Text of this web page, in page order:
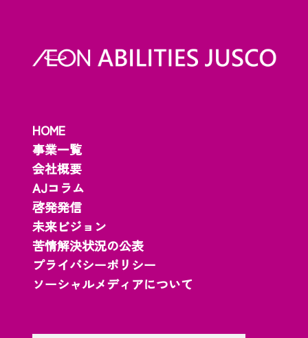
HOME
事業一覧
会社概要
AJコラム
啓発発信
未来ビジョン
苦情解決状況の公表
プライバシーポリシー
ソーシャルメディアについて